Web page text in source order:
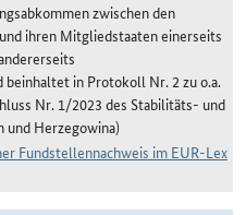
zwischen den
ihren Mitgliedstaaten einerseits
in Protokoll Nr. 2 zu o.a.
Nr. 1/2023 des Stabilitäts- und
und Herzegowina)
Fundstellennachweis im EUR-Lex